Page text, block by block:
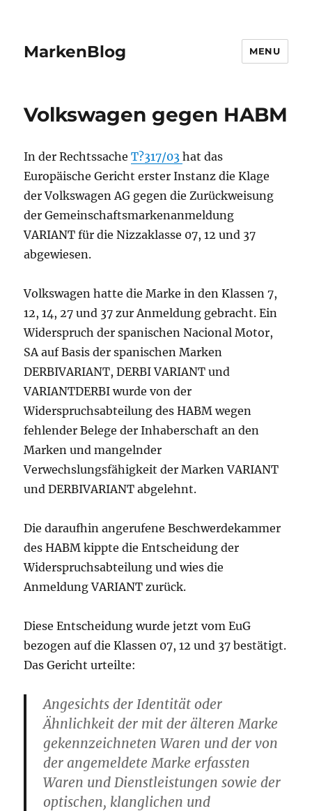
MarkenBlog MENU
Volkswagen gegen HABM
In der RechtssacheT?317/03hat das
Europäische Gericht erster Instanz die Klage
der Volkswagen AG gegen die Zurückweisung
der Gemeinschaftsmarkenanmeldung
VARIANT für die Nizzaklasse 07, 12 und 37
abgewiesen.
Volkswagen hatte die Marke in den Klassen 7,
12, 14, 27 und 37 zur Anmeldung gebracht. Ein
Widerspruch der spanischen Nacional Motor,
SA auf Basis der spanischen Marken
DERBIVARIANT, DERBI VARIANT und
VARIANTDERBI wurde von der
Widerspruchsabteilung des HABM wegen
fehlender Belege der Inhaberschaft an den
Marken und mangelnder
Verwechslungsfähigkeit der Marken VARIANT
und DERBIVARIANT abgelehnt.
Die daraufhin angerufene Beschwerdekammer
des HABM kippte die Entscheidung der
Widerspruchsabteilung und wies die
Anmeldung VARIANT zurück.
Diese Entscheidung wurde jetzt vom EuG
bezogen auf die Klassen 07, 12 und 37 bestätigt.
Das Gericht urteilte:
Angesichts der Identität oder
Ähnlichkeit der mit der älteren Marke
gekennzeichneten Waren und der von
der angemeldete Marke erfassten
Waren und Dienstleistungen sowie der
optischen, klanglichen und